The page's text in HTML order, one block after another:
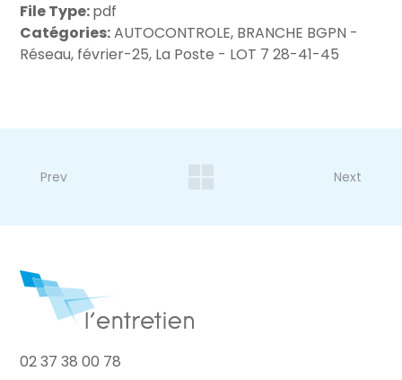
File Type:pdf
Catégories:AUTOCONTROLE, BRANCHE BGPN -
Réseau, février-25, La Poste - LOT 7 28-41-45
Prev Next
02 37 38 00 78